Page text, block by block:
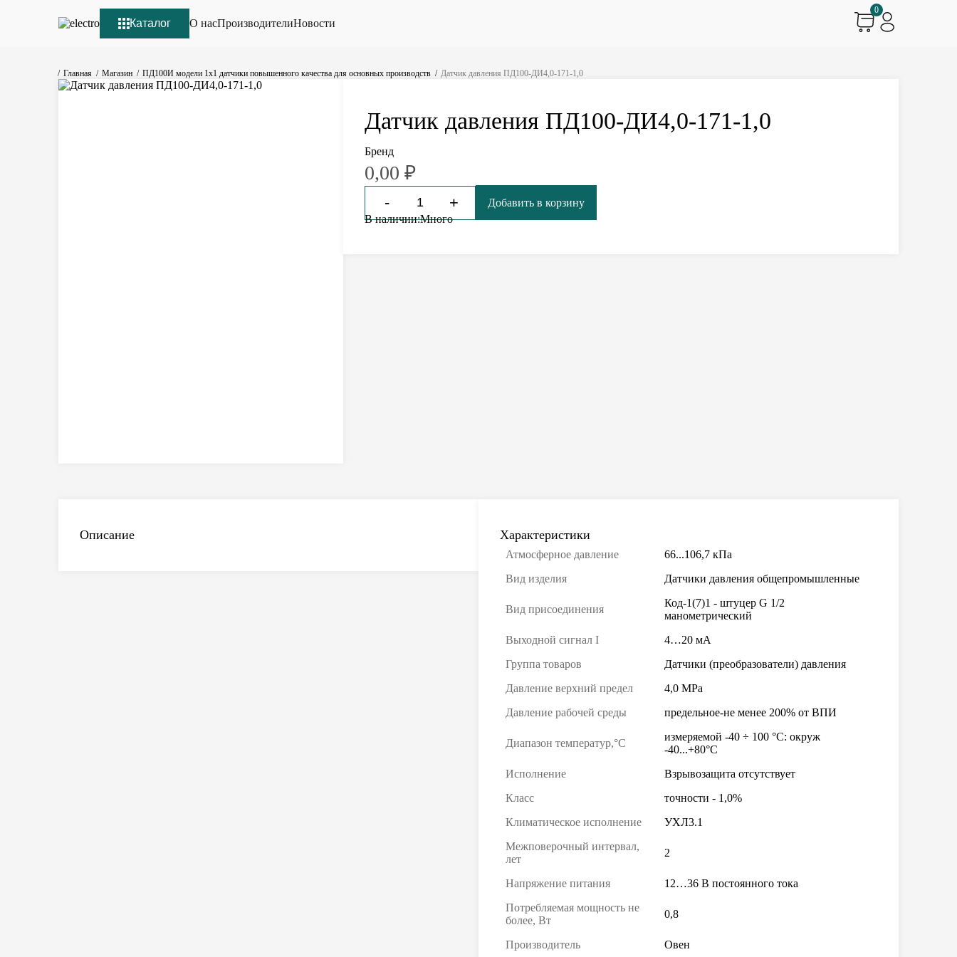
Каталог О насПроизводителиНовости
0
Главная Магазин ПД100И модели 1х1 датчики повышенного качества для основных производств Датчик давления ПД100-ДИ4,0-171-1,0
Датчик давления ПД100-ДИ4,0-171-1,0
Бренд
0,00 ₽
- +
Добавить в корзину
В наличии:Много
Описание Характеристики
Атмосферное давление
66...106,7 кПа
Вид изделия
Датчики давления общепромышленныe
Вид присоединения
Код-1(7)1 - штуцер G 1/2
манометрический
Выходной сигнал I
4…20 мА
Группа товаров
Датчики (преобразователи) давления
Давление верхний предел
4,0 MPa
Давление рабочей среды
предельное-не менее 200% от ВПИ
Диапазон температур,°С
измеряемой -40 ÷ 100 °С: окруж
-40...+80°С
Исполнение
Взрывозащита отсутствует
Класс
точности - 1,0%
Климатическое исполнение
УХЛ3.1
Межповерочный интервал,
лет
2
Напряжение питания
12…36 В постоянного тока
Потребляемая мощность не
более, Вт
0,8
Производитель Овен